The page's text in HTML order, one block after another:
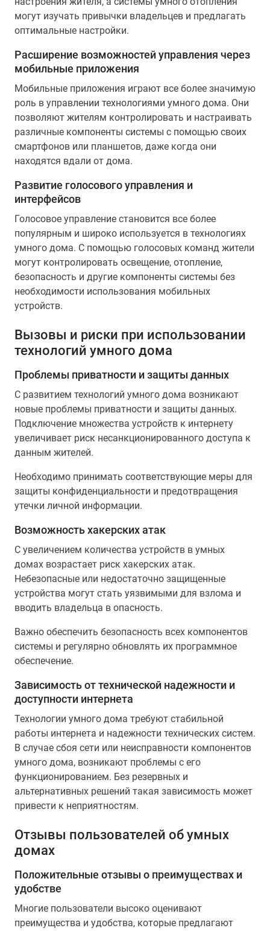
могут изучать привычки владельцев и предлагать
оптимальные настройки.
Расширение возможностей управления через
мобильные приложения
Мобильные приложения играют все более значимую
роль в управлении технологиями умного дома. Они
позволяют жителям контролировать и настраивать
различные компоненты системы с помощью своих
смартфонов или планшетов, даже когда они
находятся вдали от дома.
Развитие голосового управления и
интерфейсов
Голосовое управление становится все более
популярным и широко используется в технологиях
умного дома. С помощью голосовых команд жители
могут контролировать освещение, отопление,
безопасность и другие компоненты системы без
необходимости использования мобильных
устройств.
Вызовы и риски при использовании
технологий умного дома
Проблемы приватности и защиты данных
С развитием технологий умного дома возникают
новые проблемы приватности и защиты данных.
Подключение множества устройств к интернету
увеличивает риск несанкционированного доступа к
данным жителей.
Необходимо принимать соответствующие меры для
защиты конфиденциальности и предотвращения
утечки личной информации.
Возможность хакерских атак
С увеличением количества устройств в умных
домах возрастает риск хакерских атак.
Небезопасные или недостаточно защищенные
устройства могут стать уязвимыми для взлома и
вводить владельца в опасность.
Важно обеспечить безопасность всех компонентов
системы и регулярно обновлять их программное
обеспечение.
Зависимость от технической надежности и
доступности интернета
Технологии умного дома требуют стабильной
работы интернета и надежности технических систем.
В случае сбоя сети или неисправности компонентов
умного дома, возникают проблемы с его
функционированием. Без резервных и
альтернативных решений такая зависимость может
привести к неприятностям.
Отзывы пользователей об умных
домах
Положительные отзывы о преимуществах и
удобстве
Многие пользователи высоко оценивают
преимущества и удобства, которые предлагают